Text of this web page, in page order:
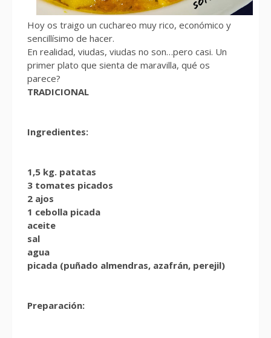
Hoy os traigo un cuchareo muy rico, económico y
sencillísimo de hacer.
En realidad, viudas, viudas no son…pero casi. Un
primer plato que sienta de maravilla, qué os
parece?
TRADICIONAL
Ingredientes:
1,5 kg. patatas
3 tomates picados
2 ajos
1 cebolla picada
aceite
sal
agua
picada (puñado almendras, azafrán, perejil)
Preparación: